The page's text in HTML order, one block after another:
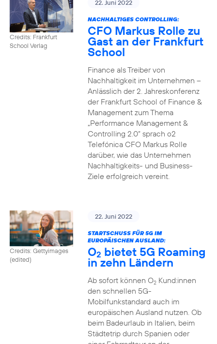
Credits: Frankfurt
School Verlag
22. Juni 2022
NACHHALTIGES CONTROLLING:
CFO Markus Rolle zu
Gast an der Frankfurt
School
Finance als Treiber von
Nachhaltigkeit im Unternehmen –
Anlässlich der 2. Jahreskonferenz
der Frankfurt School of Finance &
Management zum Thema
„Performance Management &
Controlling 2.0“ sprach o2
Telefónica CFO Markus Rolle
darüber, wie das Unternehmen
Nachhaltigkeits- und Business-
Ziele erfolgreich vereint.
Credits: Gettyimages
(edited)
22. Juni 2022
STARTSCHUSS FÜR 5G IM
EUROPÄISCHEN AUSLAND:
O2 bietet 5G Roaming
in zehn Ländern
Ab sofort können O2Kund:innen
den schnellen 5G-
Mobilfunkstandard auch im
europäischen Ausland nutzen. Ob
beim Badeurlaub in Italien, beim
Städtetrip durch Spanien oder